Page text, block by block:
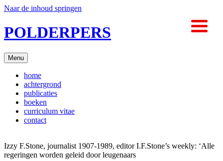
Naar de inhoud springen
POLDERPERS
Menu
home
achtergrond
publicaties
boeken
curriculum vitae
contact
Izzy F.Stone, journalist 1907-1989, editor I.F.Stone’s weekly: ‘Alle
regeringen worden geleid door leugenaars